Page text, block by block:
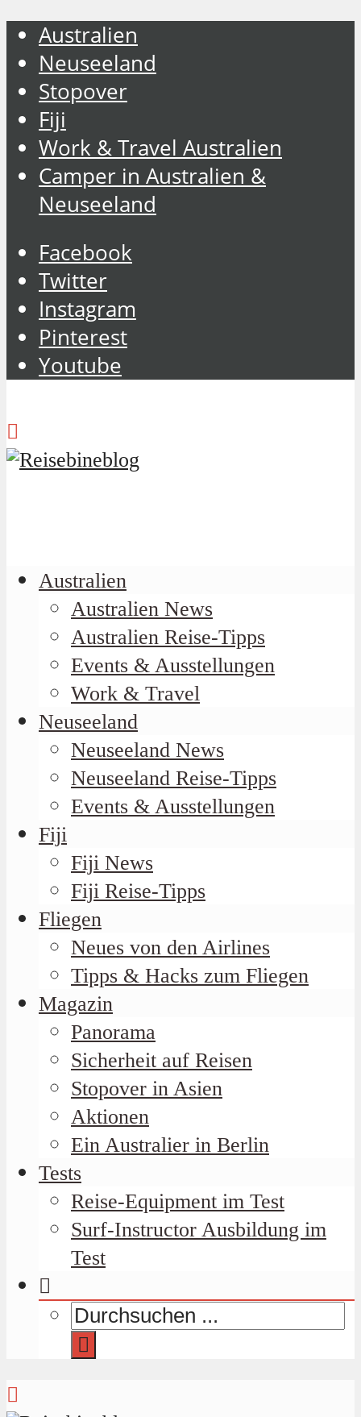
Australien
Neuseeland
Stopover
Fiji
Work & Travel Australien
Camper in Australien &
Neuseeland
Facebook
Twitter
Instagram
Pinterest
Youtube
Australien
Australien News
Australien Reise-Tipps
Events & Ausstellungen
Work & Travel
Neuseeland
Neuseeland News
Neuseeland Reise-Tipps
Events & Ausstellungen
Fiji
Fiji News
Fiji Reise-Tipps
Fliegen
Neues von den Airlines
Tipps & Hacks zum Fliegen
Magazin
Panorama
Sicherheit auf Reisen
Stopover in Asien
Aktionen
Ein Australier in Berlin
Tests
Reise-Equipment im Test
Surf-Instructor Ausbildung im
Test